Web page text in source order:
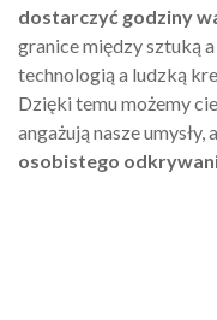
dostarczyć godziny
granice między sztuką
technologią a ludzką
Dzięki temu możemy
angażują nasze umysły,
osobistego